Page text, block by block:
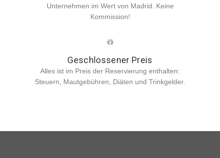
Unternehmen im Wert von Madrid. Keine
Kommission!
Geschlossener Preis
Alles ist im Preis der Reservierung enthalten:
Steuern, Mautgebühren, Diäten und Trinkgelder.